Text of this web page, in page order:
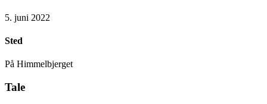
5. juni 2022
Sted
På Himmelbjerget
Tale